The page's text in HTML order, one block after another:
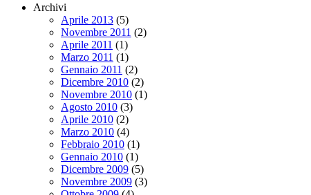
Archivi
Aprile 2013 (5)
Novembre 2011 (2)
Aprile 2011 (1)
Marzo 2011 (1)
Gennaio 2011 (2)
Dicembre 2010 (2)
Novembre 2010 (1)
Agosto 2010 (3)
Aprile 2010 (2)
Marzo 2010 (4)
Febbraio 2010 (1)
Gennaio 2010 (1)
Dicembre 2009 (5)
Novembre 2009 (3)